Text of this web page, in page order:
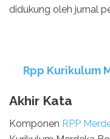
didukung oleh jurnal
Rpp Kurikulum
Akhir Kata
Komponen RPP